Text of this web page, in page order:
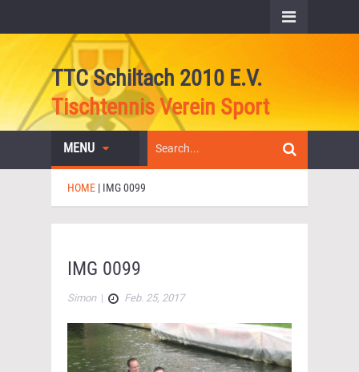
TTC Schiltach 2010 E.V.
Tischtennis Verein Sport
MENU
HOME | IMG 0099
IMG 0099
Simon| Feb. 25, 2017